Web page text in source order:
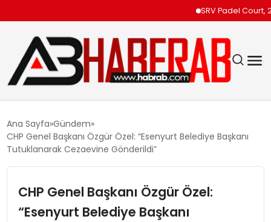
SRV Padel Court, 24
EKONOMI
TEKNOLOJI
Ana Sayfa Gündem
CHP Genel Başkanı Özgür Özel: “Esenyurt Belediye Başkanı
Tutuklanarak Cezaevine Gönderildi”
CHP Genel Başkanı Özgür Özel:
“Esenyurt Belediye Başkanı